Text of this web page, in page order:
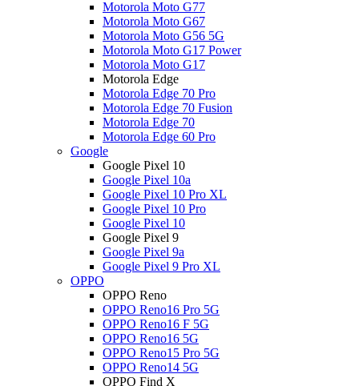
Motorola Moto G77
Motorola Moto G67
Motorola Moto G56 5G
Motorola Moto G17 Power
Motorola Moto G17
Motorola Edge
Motorola Edge 70 Pro
Motorola Edge 70 Fusion
Motorola Edge 70
Motorola Edge 60 Pro
Google
Google Pixel 10
Google Pixel 10a
Google Pixel 10 Pro XL
Google Pixel 10 Pro
Google Pixel 10
Google Pixel 9
Google Pixel 9a
Google Pixel 9 Pro XL
OPPO
OPPO Reno
OPPO Reno16 Pro 5G
OPPO Reno16 F 5G
OPPO Reno16 5G
OPPO Reno15 Pro 5G
OPPO Reno14 5G
OPPO Find X